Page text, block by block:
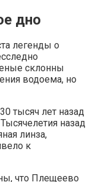
дно
легенды о
склонны
водоема, но
тысяч лет назад
назад
линза,
к
что Плещеево